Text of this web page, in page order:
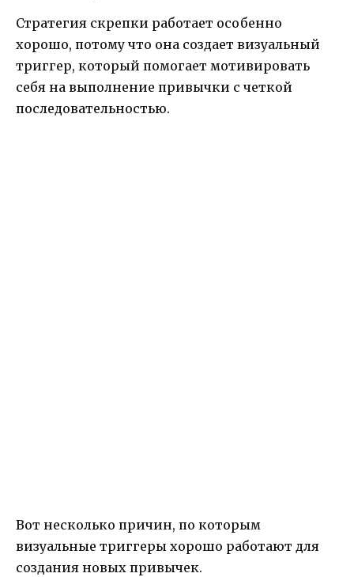
Стратегия скрепки работает особенно
хорошо, потому что она создает визуальный
триггер, который помогает мотивировать
себя на выполнение привычки с четкой
последовательностью.
Вот несколько причин, по которым
визуальные триггеры хорошо работают для
создания новых привычек.